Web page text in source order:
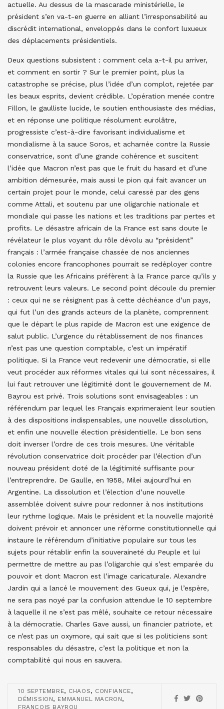
actuelle. Au dessus de la mascarade ministérielle, le
président s’en va-t-en guerre en alliant l’irresponsabilité au
discrédit international, enveloppés dans le confort luxueux
des déplacements présidentiels.
Deux questions subsistent : comment cela a-t-il pu arriver,
et comment en sortir ? Sur le premier point, plus la
catastrophe se précise, plus l’idée d’un complot, rejetée par
les beaux esprits, devient crédible. L’opération menée contre
Fillon, le gaulliste lucide, le soutien enthousiaste des médias,
et en réponse une politique résolument eurolâtre,
progressiste c’est-à-dire favorisant individualisme et
mondialisme à la sauce Soros, et acharnée contre la Russie
conservatrice, sont d’une grande cohérence et suscitent
l’idée que Macron n’est pas que le fruit du hasard et d’une
ambition démesurée, mais aussi le pion qui fait avancer un
certain projet pour le monde, celui caressé par des gens
comme Attali, et soutenu par une oligarchie nationale et
mondiale qui passe les nations et les traditions par pertes et
profits. Le désastre africain de la France est sans doute le
révélateur le plus voyant du rôle dévolu au “président”
français : l’armée française chassée de nos anciennes
colonies encore francophones pourrait se redéployer contre
la Russie que les Africains préfèrent à la France parce qu’ils y
retrouvent leurs valeurs. Le second point découle du premier
: ceux qui ne se résignent pas à cette déchéance d’un pays,
qui fut l’un des grands acteurs de la planète, comprennent
que le départ le plus rapide de Macron est une exigence de
salut public. L’urgence du rétablissement de nos finances
n’est pas une question comptable, c’est un impératif
politique. Si la France veut redevenir une démocratie, si elle
veut procéder aux réformes vitales qui lui sont nécessaires, il
lui faut retrouver une légitimité dont le gouvernement de M.
Bayrou est privé. Trois solutions sont envisageables : un
référendum par lequel les Français exprimeraient leur soutien
à des dispositions indispensables, une nouvelle dissolution,
et enfin une nouvelle élection présidentielle. Le bon sens
doit inverser l’ordre de ces trois mesures. Une véritable
révolution conservatrice doit procéder par l’élection d’un
nouveau président doté de la légitimité suffisante pour
l’entreprendre. De Gaulle, en 1958, Milei aujourd’hui en
Argentine. La dissolution et l’élection d’une nouvelle
assemblée doivent suivre pour redonner à nos institutions
leur rythme logique. Mais le président et la nouvelle majorité
doivent prévoir et annoncer une réforme constitutionnelle qui
instaure le référendum d’initiative populaire sur tous les
sujets pour rétablir enfin la souveraineté du Peuple et lui
permettre de mettre au pas l’oligarchie qui s’est emparée du
pouvoir et dont Macron est l’image caricaturale. Alexandre
Jardin qui a lancé le mouvement des Gueux qui, je l’espère,
ne sera pas noyé par la confusion attendue le 10 septembre
à laquelle il ne s’est pas mêlé, souhaite ce retour nécessaire
à la démocratie. Charles Gave aussi, un financier patriote, et
ce n’est pas un oxymore, qui sait que si les politiciens sont
responsables du désastre, c’est la politique et non la
comptabilité qui nous en sauvera.
10 SEPTEMBRE, CHAOS, CONFIANCE,
DÉMISSION, EMMANUEL MACRON,
FRANÇOIS BAYROU